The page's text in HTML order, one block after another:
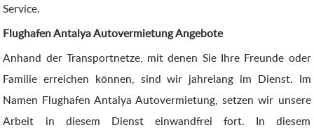
Service.
Flughafen Antalya Autovermietung Angebote
Anhand der Transportnetze, mit denen Sie Ihre Freunde oder
Familie erreichen können, sind wir jahrelang im Dienst. Im
Namen Flughafen Antalya Autovermietung, setzen wir unsere
Arbeit in diesem Dienst einwandfrei fort. In diesem